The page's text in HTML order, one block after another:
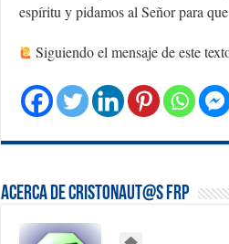
espíritu y pidamos al Señor para
Siguiendo el mensaje de este
Acerca de Cristonaut@s FRP